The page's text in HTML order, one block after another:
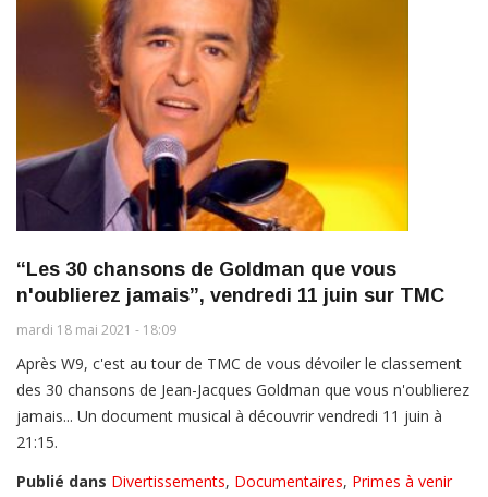
“Les 30 chansons de Goldman que vous
n'oublierez jamais”, vendredi 11 juin sur TMC
mardi 18 mai 2021 - 18:09
Après W9, c'est au tour de TMC de vous dévoiler le classement
des 30 chansons de Jean-Jacques Goldman que vous n'oublierez
jamais... Un document musical à découvrir vendredi 11 juin à
21:15.
Publié dans Divertissements, Documentaires, Primes à venir